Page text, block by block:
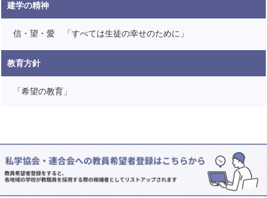
建学の精神
信・望・愛 「すべては生徒の幸せのために」
教育方針
「希望の教育」